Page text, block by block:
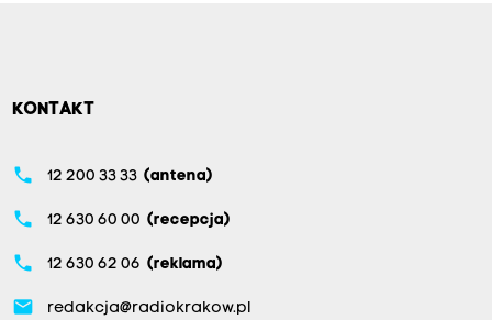
KONTAKT
phone 12 200 33 33 (antena)
phone 12 630 60 00 (recepcja)
phone 12 630 62 06 (reklama)
email redakcja@radiokrakow.pl